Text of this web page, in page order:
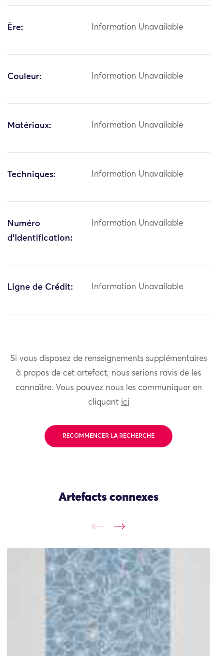
Ère: Information Unavailable
Couleur: Information Unavailable
Matériaux: Information Unavailable
Techniques: Information Unavailable
Numéro
d'Identification:
Information Unavailable
Ligne de Crédit: Information Unavailable
Si vous disposez de renseignements supplémentaires
à propos de cet artefact, nous serions ravis de les
connaître. Vous pouvez nous les communiquer en
cliquant ici
RECOMMENCER LA RECHERCHE
Artefacts connexes